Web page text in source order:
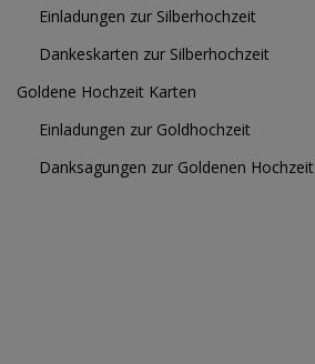
Einladungen zur Silberhochzeit
Dankeskarten zur Silberhochzeit
Goldene Hochzeit Karten
Einladungen zur Goldhochzeit
Danksagungen zur Goldenen Hochzeit